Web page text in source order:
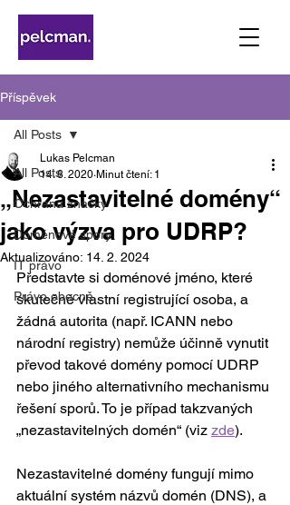
Příspěvek
All Posts
Ochrana značky
Doménové spory
IT právo
Právo obecně
All Posts
„Nezastavitelné domény“
jako výzva pro UDRP?
Lukas Pelcman
14. 8. 2020 Minut čtení: 1
Aktualizováno: 14. 2. 2024
Představte si doménové jméno, které
skutečně vlastní registrující osoba, a
žádná autorita (např. ICANN nebo
národní registry) nemůže účinně vynutit
převod takové domény pomocí UDRP
nebo jiného alternativního mechanismu
řešení sporů. To je případ takzvaných
„nezastavitelných domén“ (viz zde).
Nezastavitelné domény fungují mimo
aktuální systém názvů domén (DNS), a